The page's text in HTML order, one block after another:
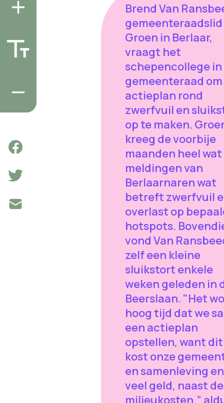
Brend Van
gemeenteraadslid
Groen in Berlaar,
vraagt het
schepencollege in
gemeenteraad
actieplan rond
zwerfvuil en
op te maken.
kreeg de voorbije
maanden heel wat
meldingen van
Berlaarnaren wat
betreft zwerfvuil
overlast op
hotspots.
vond Van
zelf een kleine
sluikstort enkele
weken geleden in
Beerslaan. "Het
hoog tijd dat we
een actieplan
opstellen, want dit
kost onze
en samenleving
veel geld, naast de
milieukosten,”